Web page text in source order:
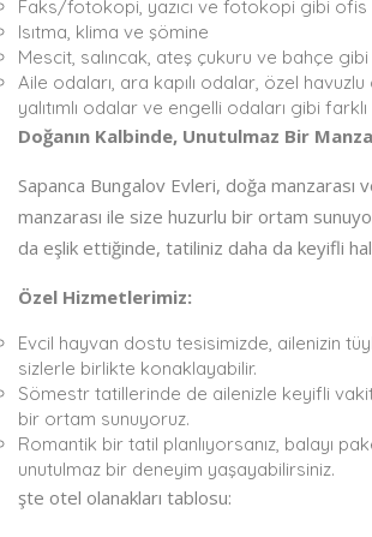
Faks/fotokopi, yazıcı ve fotokopi gibi ofis
Isıtma, klima ve şömine
Mescit, salıncak, ateş çukuru ve bahçe
Aile odaları, ara kapılı odalar, özel
yalıtımlı odalar ve engelli odaları gibi
Doğanın Kalbinde, Unutulmaz Bir
Sapanca Bungalov Evleri, doğa manzarası
manzarası ile size huzurlu bir ortam
da eşlik ettiğinde, tatiliniz daha da keyifli
Özel Hizmetlerimiz:
Evcil hayvan dostu tesisimizde, ailenizin
sizlerle birlikte konaklayabilir.
Sömestr tatillerinde de ailenizle keyifli
bir ortam sunuyoruz.
Romantik bir tatil planlıyorsanız, balayı
unutulmaz bir deneyim yaşayabilirsiniz.
şte otel olanakları tablosu: